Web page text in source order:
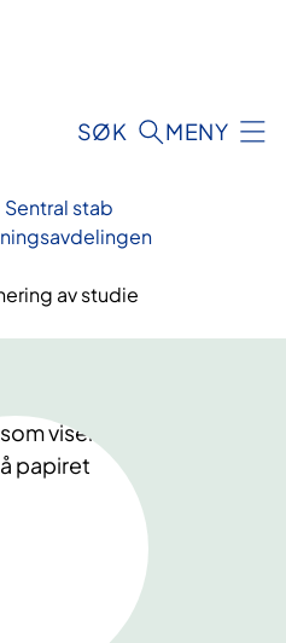
SØK MENY
Sentral stab
av studie